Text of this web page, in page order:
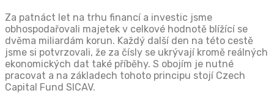
Za patnáct let na trhu financí a investic jsme
obhospodařovali majetek v celkové hodnotě blížící se
dvěma miliardám korun. Každý další den na této cestě
jsme si potvrzovali, že za čísly se ukrývají kromě reálných
ekonomických dat také příběhy. S obojím je nutné
pracovat a na základech tohoto principu stojí Czech
Capital Fund SICAV.